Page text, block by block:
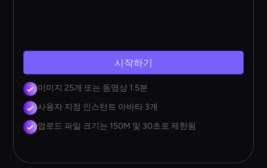
시작하기
이미지 25개 또는 동영상 1.5분
사용자 지정 인스턴트 아바타 3개
업로드 파일 크기는 150M 및 30초로 제한됨